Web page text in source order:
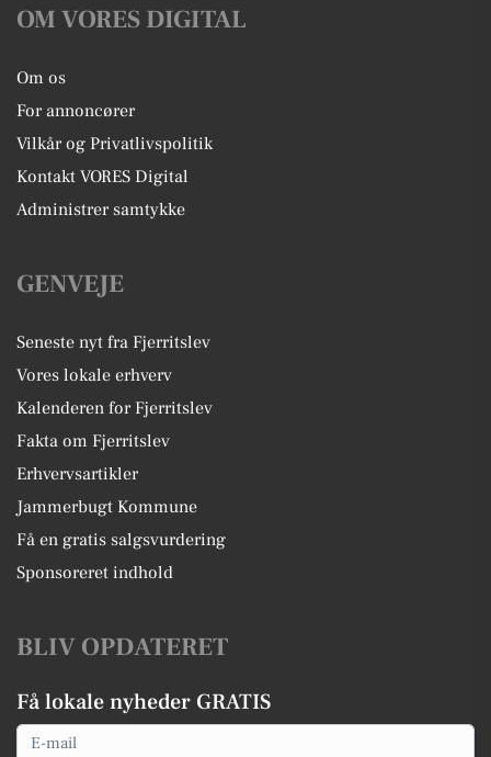
OM VORES DIGITAL
Om os
For annoncører
Vilkår og Privatlivspolitik
Kontakt VORES Digital
Administrer samtykke
GENVEJE
Seneste nyt fra Fjerritslev
Vores lokale erhverv
Kalenderen for Fjerritslev
Fakta om Fjerritslev
Erhvervsartikler
Jammerbugt Kommune
Få en gratis salgsvurdering
Sponsoreret indhold
BLIV OPDATERET
Få lokale nyheder GRATIS
Email